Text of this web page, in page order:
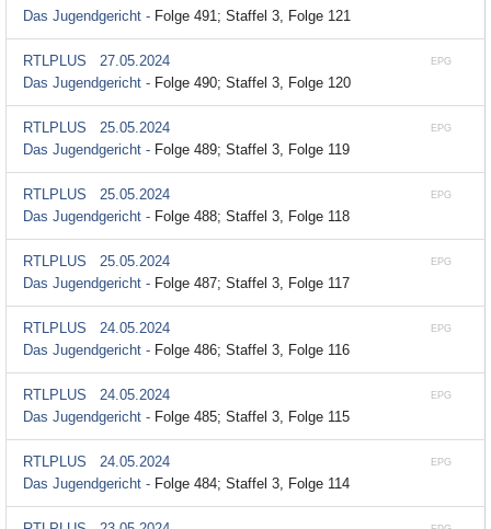
Das Jugendgericht - Folge 491; Staffel 3, Folge 121
EPG
RTLPLUS
27.05.2024
Das Jugendgericht - Folge 490; Staffel 3, Folge 120
EPG
RTLPLUS
25.05.2024
Das Jugendgericht - Folge 489; Staffel 3, Folge 119
EPG
RTLPLUS
25.05.2024
Das Jugendgericht - Folge 488; Staffel 3, Folge 118
EPG
RTLPLUS
25.05.2024
Das Jugendgericht - Folge 487; Staffel 3, Folge 117
EPG
RTLPLUS
24.05.2024
Das Jugendgericht - Folge 486; Staffel 3, Folge 116
EPG
RTLPLUS
24.05.2024
Das Jugendgericht - Folge 485; Staffel 3, Folge 115
EPG
RTLPLUS
24.05.2024
Das Jugendgericht - Folge 484; Staffel 3, Folge 114